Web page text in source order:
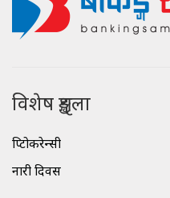
विशेष शृङ्खला
क्रिप्टोकरेन्सी
नारी दिवस